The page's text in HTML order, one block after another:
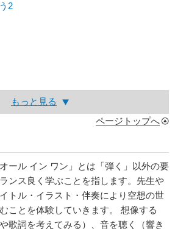
2
もっと見る
ページトップへ
ール イン ワン」とは「弾く」以外の要
ンス良く学ぶことを指します。先生や
トル・イラスト・伴奏により空想の世
ことを体験していきます。 想像する
歌詞を考えてみる）、音を聴く（響き